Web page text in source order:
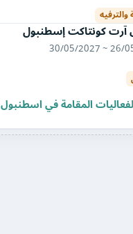
والترفيه
كونتاكت إسطنبول
26/05/
المقامة في اسطنبول